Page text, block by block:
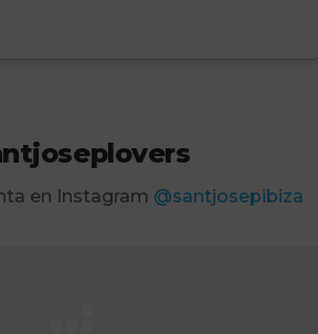
en Instagram @santjosepibiza